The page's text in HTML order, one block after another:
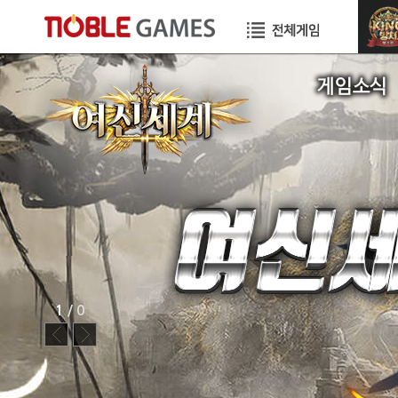
공지사항
이벤트
GM TIP
STORY
1/ 0